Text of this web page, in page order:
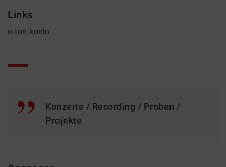
Links
o-ton.koeln
Konzerte / Recording / Proben /
Projekte